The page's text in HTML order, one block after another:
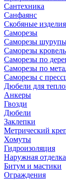
Сантехника
Санфаянс
Скобяные
Саморезы
Саморезы
Саморезы
Саморезы по
Саморезы по
Саморезы с
Дюбели для
Анкеры
Гвозди
Дюбели
Заклепки
Метрический
Хомуты
Гидроизоляция
Наружная отделка
Битум и мастики
Ограждения